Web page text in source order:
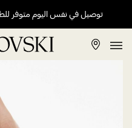
توصيل في نفس اليوم متوفر